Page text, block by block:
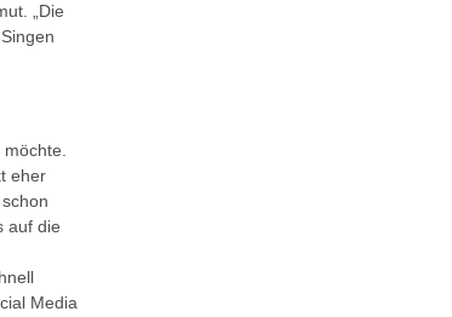
„Die
eher
auf die
Media